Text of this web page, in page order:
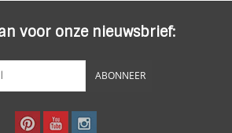
mm
voor onze nieuwsbrief:
ABONNEER